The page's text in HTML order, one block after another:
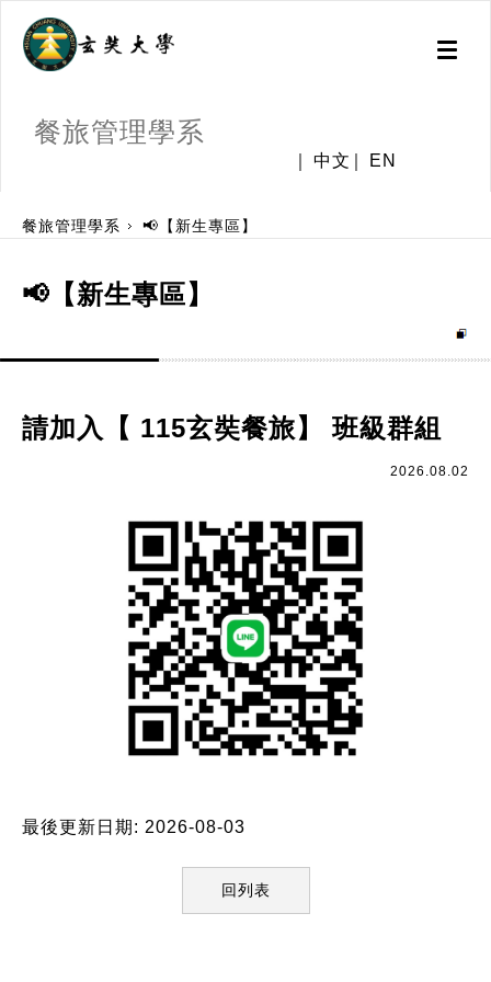
Toggle
餐旅管理學系
中文 EN
餐旅管理學系
📢【新生專區】
📢【新生專區】
請加入【 115玄奘餐旅】 班級群組
2026.08.02
最後更新日期: 2026-08-03
回列表